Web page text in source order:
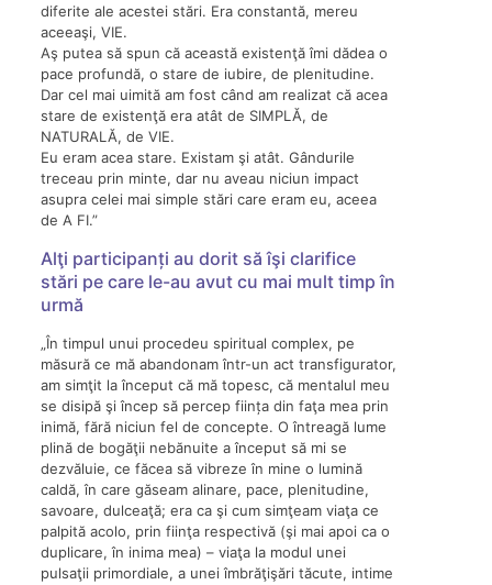
diferite ale acestei stări. Era constantă, mereu
aceeaşi, VIE.
Aş putea să spun că această existenţă îmi dădea o
pace profundă, o stare de iubire, de plenitudine.
Dar cel mai uimită am fost când am realizat că acea
stare de existenţă era atât de SIMPLĂ, de
NATURALĂ, de VIE.
Eu eram acea stare. Existam şi atât. Gândurile
treceau prin minte, dar nu aveau niciun impact
asupra celei mai simple stări care eram eu, aceea
de A FI.”
Alţi participanți au dorit să îşi clarifice
stări pe care le-au avut cu mai mult timp în
urmă
„În timpul unui procedeu spiritual complex, pe
măsură ce mă abandonam într-un act transfigurator,
am simţit la început că mă topesc, că mentalul meu
se disipă şi încep să percep ființa din faţa mea prin
inimă, fără niciun fel de concepte. O întreagă lume
plină de bogăţii nebănuite a început să mi se
dezvăluie, ce făcea să vibreze în mine o lumină
caldă, în care găseam alinare, pace, plenitudine,
savoare, dulceaţă; era ca şi cum simţeam viaţa ce
palpită acolo, prin fiinţa respectivă (şi mai apoi ca o
duplicare, în inima mea) – viaţa la modul unei
pulsaţii primordiale, a unei îmbrăţişări tăcute, intime